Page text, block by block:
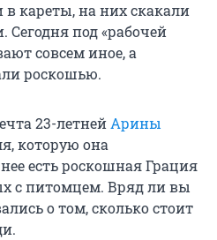
кареты, на них скакали
Сегодня под «рабочей
совсем иное, а
роскошью.
23-летнейАрины
которую она
есть роскошная Грация
с питомцем. Вряд ли вы
о том, сколько стоит